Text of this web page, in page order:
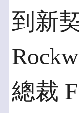
到新
總裁